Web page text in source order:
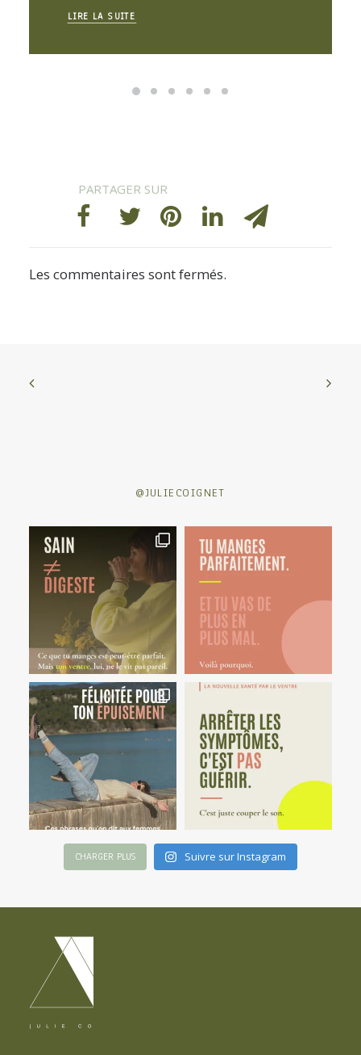
LIRE LA SUITE
Les commentaires sont fermés.
@JULIECOIGNET
CHARGER PLUS Suivre sur Instagram